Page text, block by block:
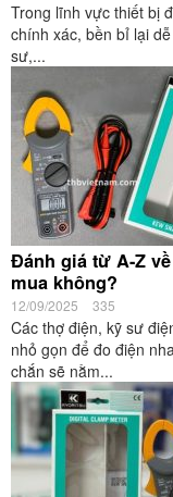
Trong lĩnh vực thiết bị
chính xác, bền bỉ lại
sư,...
Đánh giá từ A-Z
mua không?
12/09/2025 335
Các thợ điện, kỹ sư
nhỏ gọn để đo điện
chắn sẽ nằm...